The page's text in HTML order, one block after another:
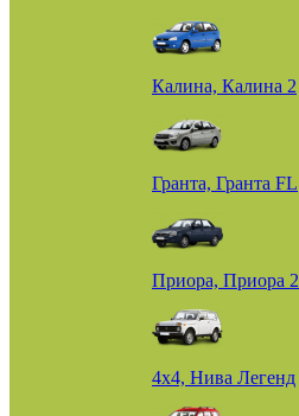
Калина, Калина 2
Гранта, Гранта FL
Приора, Приора 2
4х4, Нива Легенд